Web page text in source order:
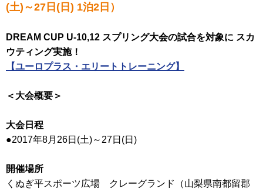
(土)～27日(日) 1泊2日）
DREAM CUP U-10,12 スプリング大会の試合を対象に スカ
ウティング実施！
【ユーロプラス・エリートトレーニング】
＜大会概要＞
大会日程
●2017年8月26日(土)～27日(日)
開催場所
くぬぎ平スポーツ広場 クレーグランド（山梨県南都留郡